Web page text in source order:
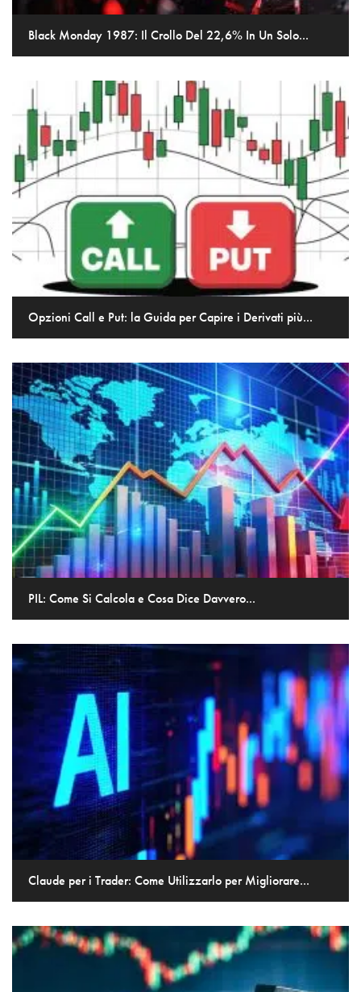
Black Monday 1987: Il Crollo Del 22,6% In Un Solo...
Opzioni Call e Put: la Guida per Capire i Derivati più...
PIL: Come Si Calcola e Cosa Dice Davvero...
Claude per i Trader: Come Utilizzarlo per Migliorare...